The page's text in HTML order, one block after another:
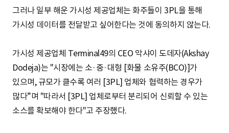
그러나 일부 해운 가시성 제공업체는 화주들이 3PL을 통해
가시성 데이터를 전달받고 싶어한다는 것에 동의하지 않는다.
가시성 제공업체 Terminal49의 CEO 악샤이 도데자(Akshay
Dodeja)는 "시장에는 소·중·대형 [화물 소유주(BCO)]가
있으며, 규모가 클수록 여러 [3PL] 업체와 협력하는 경우가
많다”며 "따라서 [3PL] 업체로부터 분리되어 신뢰할 수 있는
소스를 확보해야 한다"고 주장했다.